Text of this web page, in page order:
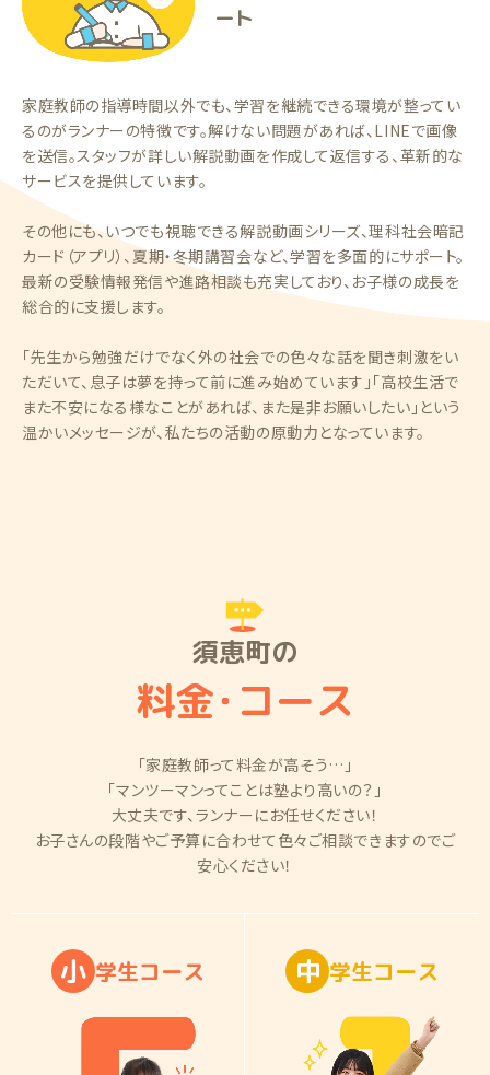
ート
家庭教師の指導時間以外でも、学習を継続できる環境が整ってい
るのがランナーの特徴です。解けない問題があれば、LINEで画像
を送信。スタッフが詳しい解説動画を作成して返信する、革新的な
サービスを提供しています。
その他にも、いつでも視聴できる解説動画シリーズ、理科社会暗記
カード（アプリ）、夏期・冬期講習会など、学習を多面的にサポート。
最新の受験情報発信や進路相談も充実しており、お子様の成長を
総合的に支援します。
「先生から勉強だけでなく外の社会での色々な話を聞き刺激をい
ただいて、息子は夢を持って前に進み始めています」「高校生活で
また不安になる様なことがあれば、また是非お願いしたい」という
温かいメッセージが、私たちの活動の原動力となっています。
須恵町の
料金・コース
「家庭教師って料金が高そう…」
「マンツーマンってことは塾より高いの？」
大丈夫です、ランナーにお任せください！
お子さんの段階やご予算に合わせて色々ご相談できますのでご
安心ください！
小 学生コース 中 学生コース